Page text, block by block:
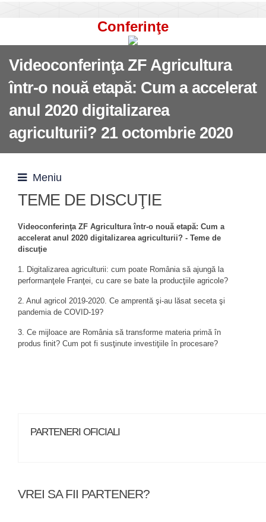
Conferinţe
Videoconferinţa ZF Agricultura
într-o nouă etapă: Cum a accelerat
anul 2020 digitalizarea
agriculturii? 21 octombrie 2020
Meniu
TEME DE DISCUŢIE
Videoconferinţa ZF Agricultura într-o nouă etapă: Cum a
accelerat anul 2020 digitalizarea agriculturii? - Teme de
discuţie
1. Digitalizarea agriculturii: cum poate România să ajungă la
performanţele Franţei, cu care se bate la producţiile agricole?
2. Anul agricol 2019-2020. Ce amprentă şi-au lăsat seceta şi
pandemia de COVID-19?
3. Ce mijloace are România să transforme materia primă în
produs finit? Cum pot fi susţinute investiţiile în procesare?
PARTENERI OFICIALI
VREI SA FII PARTENER?